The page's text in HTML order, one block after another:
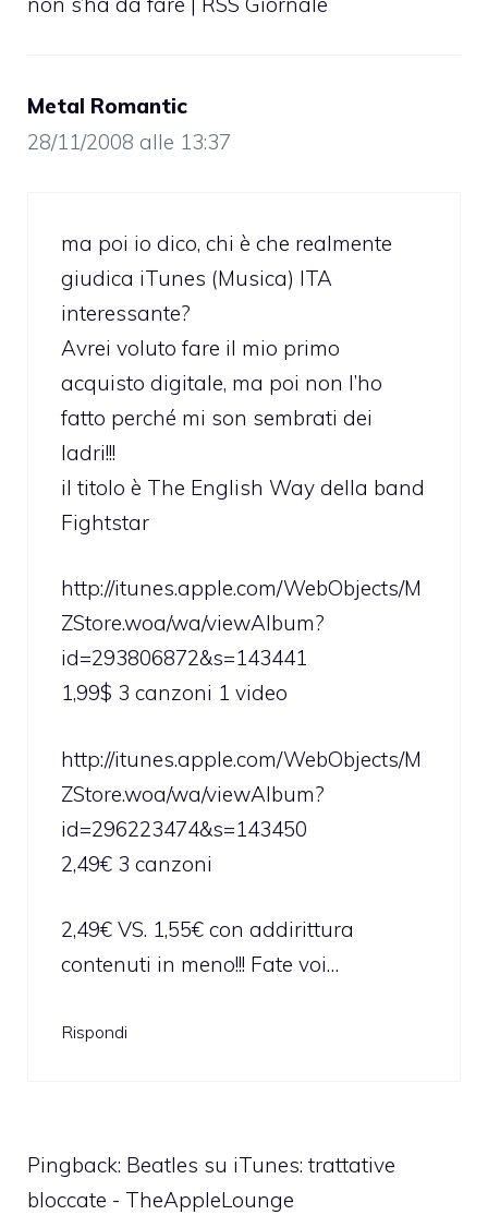
Metal Romantic
28/11/2008 alle 13:37
ma poi io dico, chi è che realmente
giudica iTunes (Musica) ITA
interessante?
Avrei voluto fare il mio primo
acquisto digitale, ma poi non l’ho
fatto perché mi son sembrati dei
ladri!!!
il titolo è The English Way della band
Fightstar
http://itunes.apple.com/WebObjects/M
ZStore.woa/wa/viewAlbum?
id=293806872&s=143441
1,99$ 3 canzoni 1 video
http://itunes.apple.com/WebObjects/M
ZStore.woa/wa/viewAlbum?
id=296223474&s=143450
2,49€ 3 canzoni
2,49€ VS. 1,55€ con addirittura
contenuti in meno!!! Fate voi…
Rispondi
Pingback: Beatles su iTunes: trattative
bloccate - TheAppleLounge